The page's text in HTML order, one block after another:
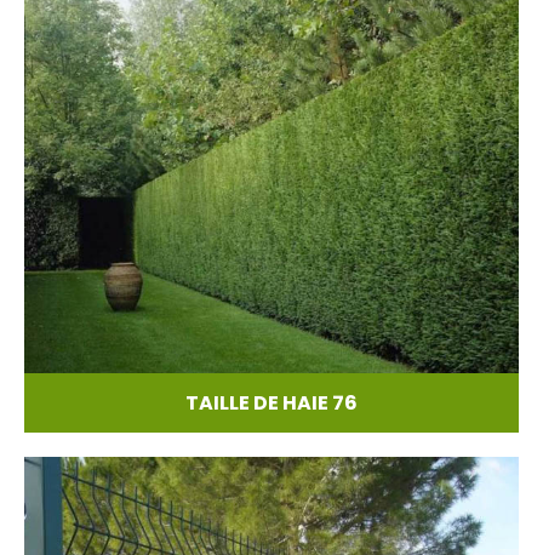
TAILLE DE HAIE 76